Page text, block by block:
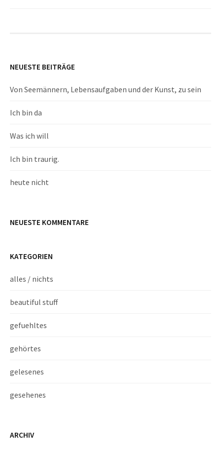
NEUESTE BEITRÄGE
Von Seemännern, Lebensaufgaben und der Kunst, zu sein
Ich bin da
Was ich will
Ich bin traurig.
heute nicht
NEUESTE KOMMENTARE
KATEGORIEN
alles / nichts
beautiful stuff
gefuehltes
gehörtes
gelesenes
gesehenes
ARCHIV